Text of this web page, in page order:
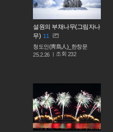
설원의 부채나무(그림자나
무) 11
청도인(靑島人)_한창문
25.2.26
조회 232